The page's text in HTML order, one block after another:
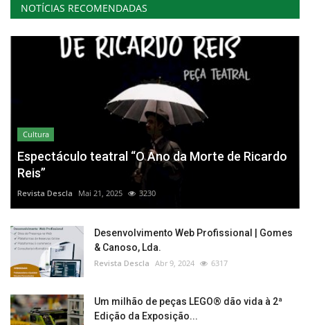
NOTÍCIAS RECOMENDADAS
Cultura
Espectáculo teatral “O Ano da Morte de Ricardo
Reis”
Revista Descla Mai 21, 2025 3230
Desenvolvimento Web Profissional | Gomes
& Canoso, Lda.
Revista Descla Abr 9, 2024 6317
Um milhão de peças LEGO® dão vida à 2ª
Edição da Exposição...